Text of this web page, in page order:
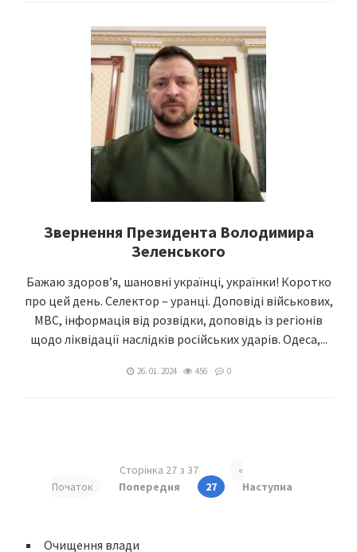
Звернення Президента Володимира
Зеленського
Бажаю здоров’я, шановні українці, українки! Коротко
про цей день. Селектор – уранці. Доповіді військових,
МВС, інформація від розвідки, доповідь із регіонів
щодо ліквідації наслідків російських ударів. Одеса,...
26. 01. 2024 456 0
Сторінка 27 з 37
«
Початок
Попередня 27 Наступна
Очищення влади